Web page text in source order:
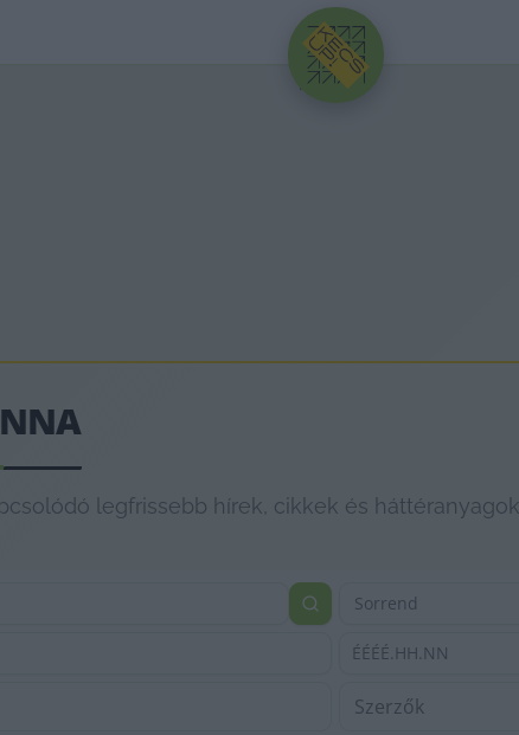
HIRDETÉS
legfrissebb hírek, cikkek és háttéranyagok.
Sorrend
ÉÉÉÉ.HH.NN